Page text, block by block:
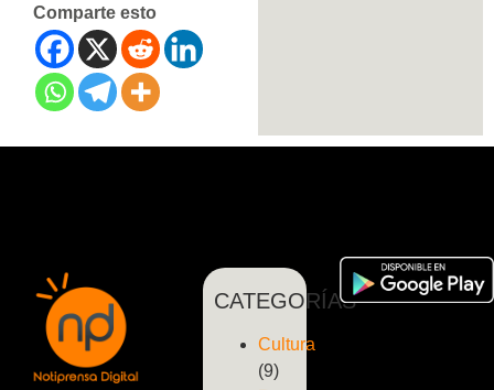
Comparte esto
CATEGORÍAS
Cultura
(9)